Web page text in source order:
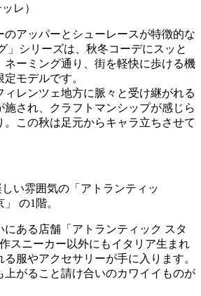
レ）
のアッパーとシューレースが特徴的な
」シリーズは、秋冬コーデにスッと
ネーミング通り、街を軽快に歩ける機
モデルです。
ィレンツェ地方に脈々と受け継がれる
施され、クラフトマンシップが感じら
この秋は足元からキャラ立ちさせて
い雰囲気の「アトランティッ
の1階。
ある店舗「アトランティック スタ
スニーカー以外にもイタリア生まれ
服やアクセサリーが手に入ります。
上がること請け合いのカワイイものが